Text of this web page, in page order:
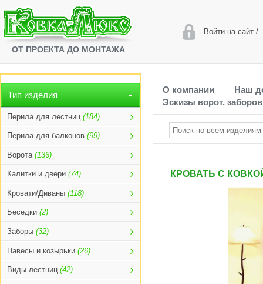
ОТ ПРОЕКТА ДО МОНТАЖА
Войти на сайт/
Тип изделия
Перила для лестниц (184)
Перила для балконов (99)
Ворота (136)
Калитки и двери (74)
Кровати/Диваны (118)
Беседки (2)
Заборы (32)
Навесы и козырьки (26)
Виды лестниц (42)
О компании
Наш
Эскизы ворот, заборов
КРОВАТЬ С